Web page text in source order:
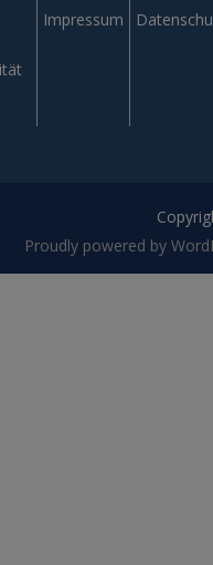
Impressum
Proudly powered by